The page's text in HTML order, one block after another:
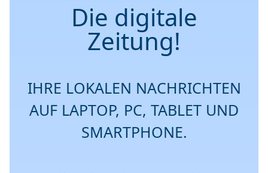
Die digitale
Zeitung!
IHRE LOKALEN NACHRICHTEN
AUF LAPTOP, PC, TABLET UND
SMARTPHONE.